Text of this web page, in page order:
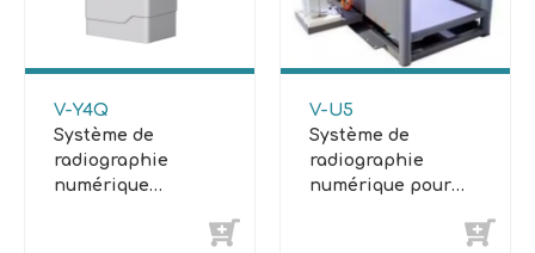
V-Y4Q
Système de
radiographie
numérique
V-U5
Système de
radiographie
numérique pour